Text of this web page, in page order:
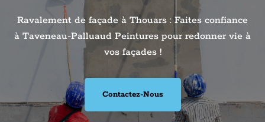
Ravalement de façade à Thouars : Faites confiance
à Taveneau-Palluaud Peintures pour redonner vie à
vos façades !
Contactez-Nous